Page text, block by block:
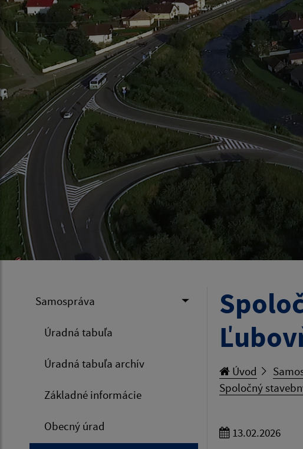
Samospráva
Úradná tabuľa
Úradná tabuľa archív
Základné informácie
Obecný úrad
Úvod
Spoločný
13.02.2026